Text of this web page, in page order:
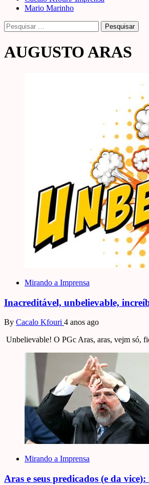
Mario Marinho
Pesquisar
por:
AUGUSTO ARAS
Mirando a Imprensa
Inacreditável, unbelievable,
By Cacalo Kfouri 4 anos ago
Unbelievable! O PGc Aras, aras, vejm só,
Mirando a Imprensa
Aras e seus predicados (e da